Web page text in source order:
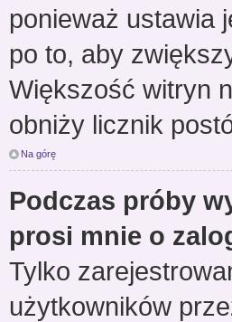
ponieważ ustawia
po to, aby
Większość witryn
obniży licznik
Na górę
Podczas próby
prosi mnie o
Tylko
użytkowników